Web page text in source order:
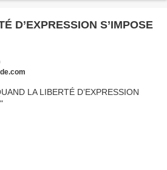
D’EXPRESSION S’IMPOSE